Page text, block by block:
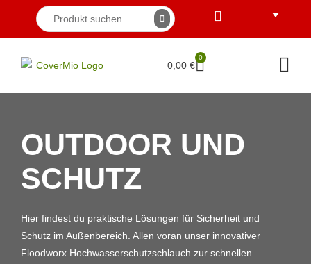
0,00 €
0
OUTDOOR UND
SCHUTZ
Hier findest du praktische Lösungen für Sicherheit und
Schutz im Außenbereich. Allen voran unser innovativer
Floodworx Hochwasserschutzschlauch zur schnellen